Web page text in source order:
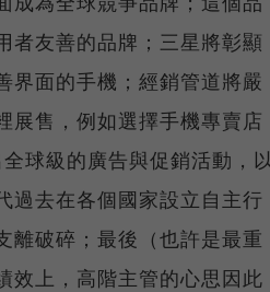
者友善的品牌；三星將彰顯
界面的手機；經銷管道將嚴
展售，例如選擇手機專賣店
球級的廣告與促銷活動，
過去在各個國家設立自主行
離破碎；最後（也許是最重
效上，高階主管的心思因此